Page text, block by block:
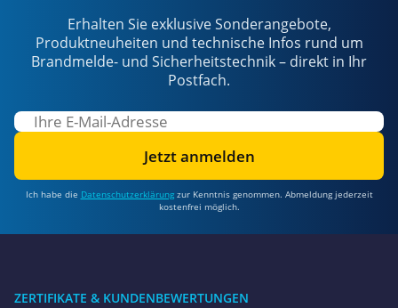
Erhalten Sie exklusive Sonderangebote,
Produktneuheiten und technische Infos rund um
Brandmelde- und Sicherheitstechnik – direkt in Ihr
Postfach.
Jetzt anmelden
Ich habe die Datenschutzerklärungzur Kenntnis genommen. Abmeldung jederzeit
kostenfrei möglich.
ZERTIFIKATE & KUNDENBEWERTUNGEN